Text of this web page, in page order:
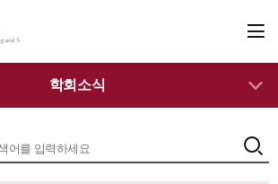
학회소식